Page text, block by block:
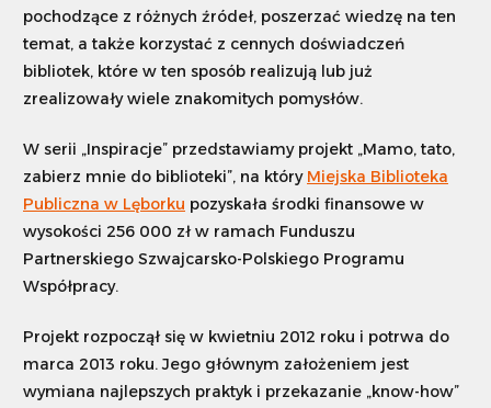
pochodzące z różnych źródeł, poszerzać wiedzę na ten
temat, a także korzystać z cennych doświadczeń
bibliotek, które w ten sposób realizują lub już
zrealizowały wiele znakomitych pomysłów.
W serii „Inspiracje” przedstawiamy projekt „Mamo, tato,
zabierz mnie do biblioteki”, na który Miejska Biblioteka
Publiczna w Lęborku pozyskała środki finansowe w
wysokości 256 000 zł w ramach Funduszu
Partnerskiego Szwajcarsko-Polskiego Programu
Współpracy.
Projekt rozpoczął się w kwietniu 2012 roku i potrwa do
marca 2013 roku. Jego głównym założeniem jest
wymiana najlepszych praktyk i przekazanie „know-how”